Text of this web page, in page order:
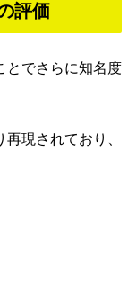
評価
とでさらに知名度
現されており、